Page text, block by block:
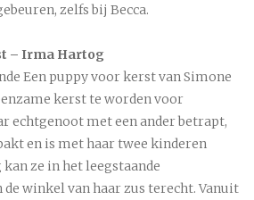
zelfs bij Becca.
– Irma Hartog
Een puppy voor kerst van Simone
kerst te worden voor
echtgenoot met een ander betrapt,
en is met haar twee kinderen
ze in het leegstaande
winkel van haar zus terecht. Vanuit